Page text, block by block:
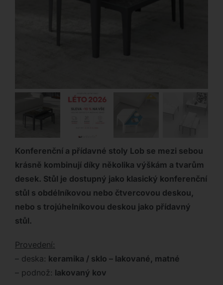
Konferenční a přídavné stoly Lob se mezi sebou
krásně kombinují díky několika výškám a tvarům
desek. Stůl je dostupný jako klasický konferenční
stůl s obdélníkovou nebo čtvercovou deskou,
nebo s trojúhelníkovou deskou jako přídavný
stůl.
Provedení:
– deska: keramika / sklo – lakované, matné
– podnož: lakovaný kov